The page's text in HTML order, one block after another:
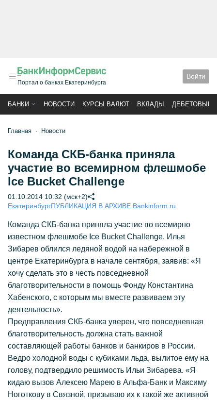
Портал о банках Екатеринбурга
Войти
БАНКИ НОВОСТИ КУРСЫ ВАЛЮТ ВКЛАДЫ ДЕБЕТОВЫЕ
Главная Новости
Команда СКБ-банка приняла
участие во всемирном флешмобе
Ice Bucket Challenge
01.10.2014 10:32 (мск+2)
ЕкатеринбургПУБЛИКАЦИЯ В АРХИВЕ Bankinform.ru
Команда СКБ-банка приняла участие во всемирно
известном флешмобе Ice Bucket Challenge. Илья
Зибарев облился ледяной водой на набережной в
центре Екатеринбурга в начале сентября, заявив: «Я
хочу сделать это в честь повседневной
благотворительности в помощь Фонду Константина
Хабенского, с которым мы вместе развиваем эту
деятельность».
Предправления СКБ-банка уверен, что повседневная
благотворительность должна стать важной
составляющей работы банков и банкиров в России.
Ведро холодной воды с кубиками льда, вылитое ему на
голову, подтвердило решимость Ильи Зибарева. «Я
кидаю вызов Алексею Марею в Альфа-Банк и Максиму
Ноготкову в Связной, призываю их к такой же активной